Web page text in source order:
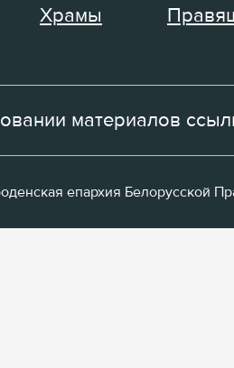
Храмы
материалов
епархия Белорусской